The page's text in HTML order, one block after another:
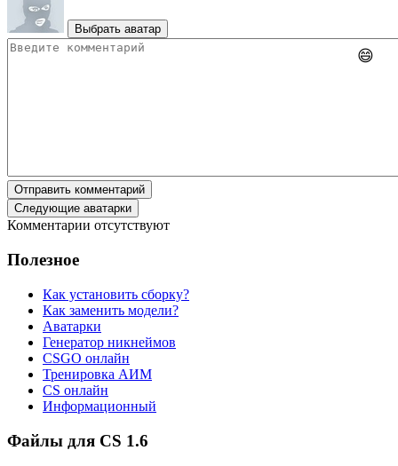
Выбрать аватар
😄
Отправить комментарий
Следующие аватарки
Комментарии отсутствуют
Полезное
Как установить сборку?
Как заменить модели?
Аватарки
Генератор никнеймов
CSGO онлайн
Тренировка АИМ
CS онлайн
Информационный
Файлы для CS 1.6